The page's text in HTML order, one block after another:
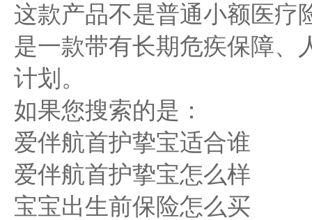
这款产品不是普通小额医疗
是一款带有长期危疾保障、
计划。
如果您搜索的是：
爱伴航首护挚宝适合谁
爱伴航首护挚宝怎么样
宝宝出生前保险怎么买